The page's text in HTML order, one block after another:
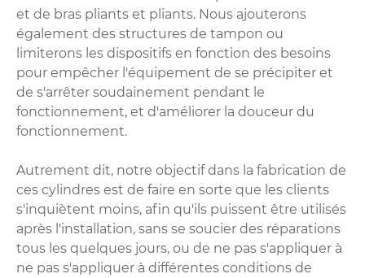
et de bras pliants et pliants. Nous ajouterons
également des structures de tampon ou
limiterons les dispositifs en fonction des besoins
pour empêcher l'équipement de se précipiter et
de s'arrêter soudainement pendant le
fonctionnement, et d'améliorer la douceur du
fonctionnement.
Autrement dit, notre objectif dans la fabrication de
ces cylindres est de faire en sorte que les clients
s'inquiètent moins, afin qu'ils puissent être utilisés
après l'installation, sans se soucier des réparations
tous les quelques jours, ou de ne pas s'appliquer à
ne pas s'appliquer à différentes conditions de